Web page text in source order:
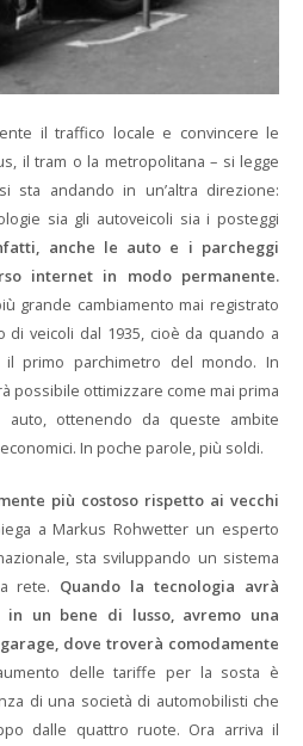
il traffico locale e convincere le
il tram o la metropolitana – si legge
sta andando in un’altra direzione:
sia gli autoveicoli sia i posteggi
anche le auto e i parcheggi
internet in modo permanente.
grande cambiamento mai registrato
di veicoli dal 1935, cioè da quando a
il primo parchimetro del mondo. In
possibile ottimizzare come mai prima
auto, ottenendo da queste ambite
In poche parole, più soldi.
più costoso rispetto ai vecchi
a Markus Rohwetter un esperto
sta sviluppando un sistema
rete. Quando la tecnologia avrà
un bene di lusso, avremo una
dove troverà comodamente
delle tariffe per la sosta è
di una società di automobilisti che
dalle quattro ruote. Ora arriva il